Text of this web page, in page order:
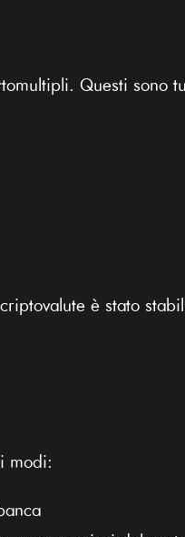
Questi sono
è stato
modi: